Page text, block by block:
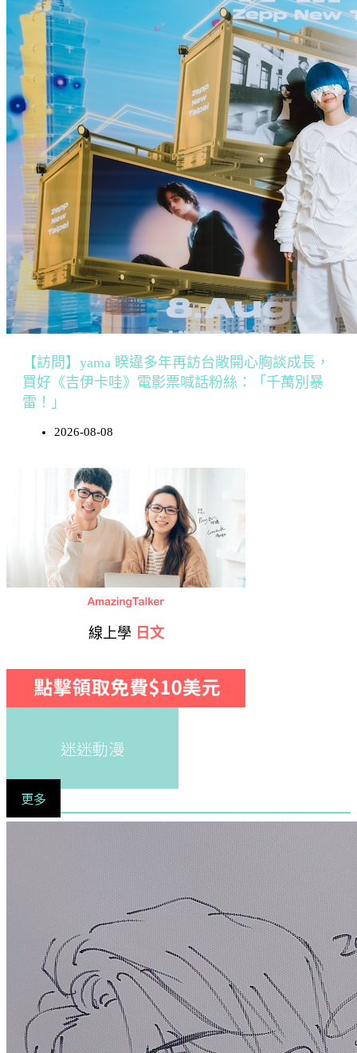
【訪問】yama 睽違多年再訪台敞開心胸談成長，
買好《吉伊卡哇》電影票喊話粉絲：「千萬別暴
雷！」
2026-08-08
線上學 日文
迷迷動漫
更多